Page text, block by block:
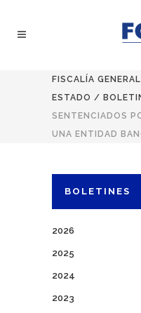
FISCALÍA
ESTADO /
SENTENCIADOS
UNA ENTIDAD
BOLETINES
2026
2025
2024
2023